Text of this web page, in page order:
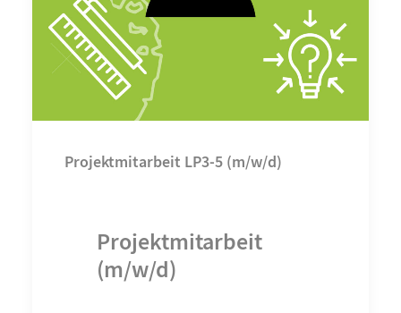
Projektmitarbeit LP3-5 (m/w/d)
Projektmitarbeit
(m/w/d)